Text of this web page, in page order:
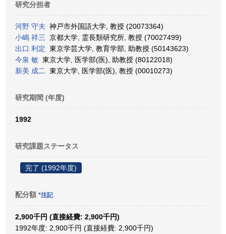
研究分担者
河野 守夫 神戸市外国語大学, 教授 (20073364)
小嶋 祥三 京都大学, 霊長類研究所, 教授 (70027499)
出口 利定 東京学芸大学, 教育学部, 助教授 (50143623)
今泉 敏 東京大学, 医学部(医), 助教授 (80122018)
新美 成二
東京大学, 医学部(医), 教授 (00010273)
研究期間 (年度)
1992
研究課題ステータス
完了 (1992年度)
配分額 *注記
2,900千円 (直接経費: 2,900千円)
1992年度: 2,900千円 (直接経費: 2,900千円)